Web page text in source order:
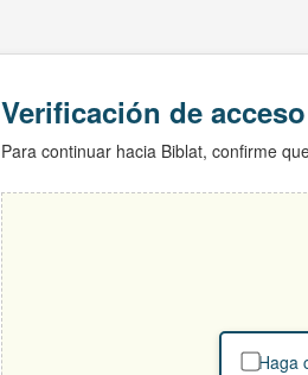
Verificación de acceso
Para continuar hacia Biblat, confirme
Haga